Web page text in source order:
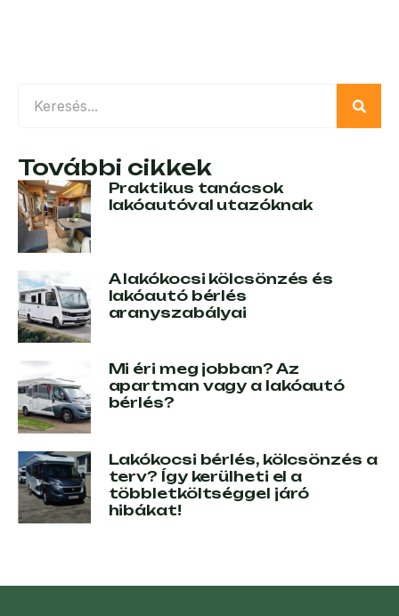
További cikkek
Praktikus tanácsok
lakóautóval utazóknak
A lakókocsi kölcsönzés és
lakóautó bérlés
aranyszabályai
Mi éri meg jobban? Az
apartman vagy a lakóautó
bérlés?
Lakókocsi bérlés, kölcsönzés a
terv? Így kerülheti el a
többletköltséggel járó
hibákat!